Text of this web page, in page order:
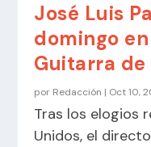
José Luis
domingo
Guitarra de
por Redacción | Oct 10,
Tras los elogios
Unidos, el